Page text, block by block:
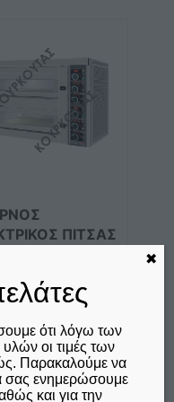
ΠΙΤΣΑΣ
3.160,00
στο καλάθι
ότι λόγω των
οι τιμές των
Παρακαλούμε να
σας ενημερώσουμε
και για την
✖